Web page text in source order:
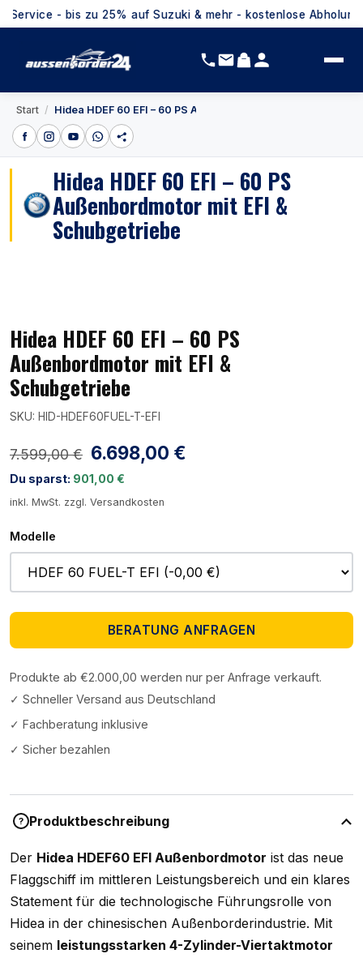
zu 25% auf Suzuki & mehr - kostenlose Abholung inkl.
Start / Hidea HDEF 60 EFI – 60 PS Außenbordmotor mit EFI &
Hidea HDEF 60 EFI – 60 PS
Außenbordmotor mit EFI &
Schubgetriebe
Hidea HDEF 60 EFI – 60 PS
Außenbordmotor mit EFI &
Schubgetriebe
SKU: HID-HDEF60FUEL-T-EFI
7.599,00 € 6.698,00 €
Du sparst: 901,00 €
inkl. MwSt. zzgl. Versandkosten
Modelle
BERATUNG ANFRAGEN
Produkte ab €2.000,00 werden nur per Anfrage verkauft.
✓ Schneller Versand aus Deutschland
✓ Fachberatung inklusive
✓ Sicher bezahlen
? Produktbeschreibung
Der Hidea HDEF60 EFI Außenbordmotor ist das neue
Flaggschiff im mittleren Leistungsbereich und ein klares
Statement für die technologische Führungsrolle von
Hidea in der chinesischen Außenborderindustrie. Mit
seinem leistungsstarken 4-Zylinder-Viertaktmotor